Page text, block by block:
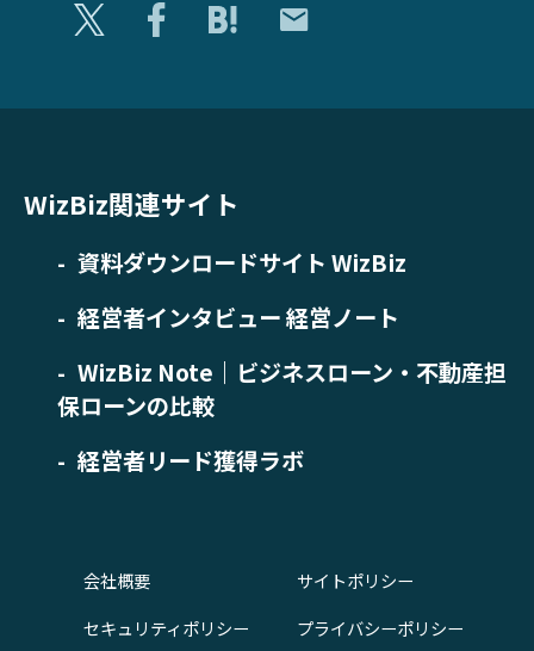
WizBiz関連サイト
資料ダウンロードサイト WizBiz
経営者インタビュー 経営ノート
WizBiz Note｜ビジネスローン・不動産担
保ローンの比較
経営者リード獲得ラボ
会社概要
サイトポリシー
セキュリティポリシー
プライバシーポリシー